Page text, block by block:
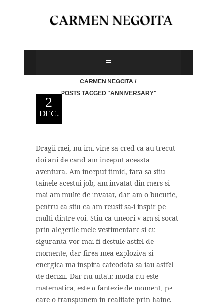
CARMEN NEGOITA /
POSTS TAGGED "ANNIVERSARY"
2
DEC.
Dragii mei, nu imi vine sa cred ca au trecut
doi ani de cand am inceput aceasta
aventura. Am inceput timid, fara sa stiu
tainele acestui job, am invatat din mers si
mai am multe de invatat, dar am o bucurie,
pentru ca stiu ca am reusit sa-i inspir pe
multi dintre voi. Stiu ca uneori v-am si socat
prin alegerile mele vestimentare si cu
siguranta vor mai fi destule astfel de
momente, dar firea mea exploziva si
energica ma inspira cateodata sa iau astfel
de decizii. Dar nu uitati: moda nu este
matematica, este o fantezie de moment, pe
care o transpunem in realitate prin haine.